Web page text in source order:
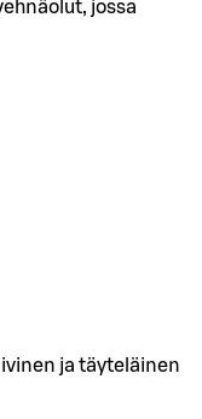
jossa
ja täyteläinen